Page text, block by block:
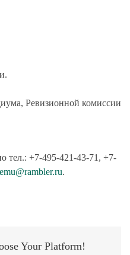
Ревизионной комиссии
тел.: +7-495-421-43-71, +7-
.
Your Platform!